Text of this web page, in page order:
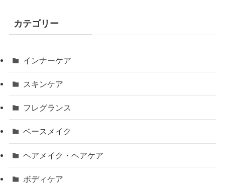
カテゴリー
インナーケア
スキンケア
フレグランス
ベースメイク
ヘアメイク・ヘアケア
ボディケア